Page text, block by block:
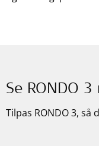
Se RONDO
Tilpas RONDO 3, så